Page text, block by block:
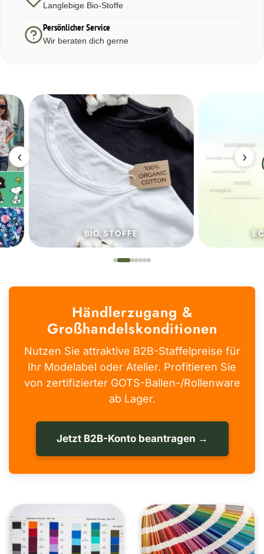
Langlebige Bio-Stoffe
Persönlicher Service
Wir beraten dich gerne
‹
BIO.STOFFE
›
Händlerzugang &
Großhandelskonditionen
Nutzen Sie attraktive B2B-Staffelpreise für
Ihr Modelabel oder Atelier. Profitieren Sie
von zertifizierter GOTS-Ballen-/Rollenware
ab Lager.
Jetzt B2B-Konto beantragen →